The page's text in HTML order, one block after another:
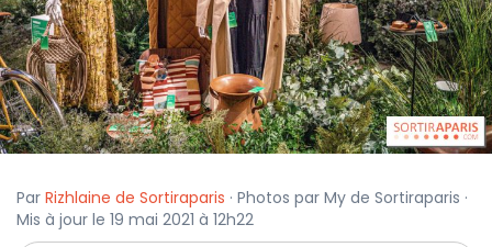
Par Rizhlaine de Sortiraparis · Photos par My de Sortiraparis ·
Mis à jour le 19 mai 2021 à 12h22